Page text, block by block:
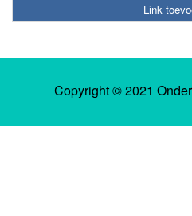
Link
Copyright © 2021